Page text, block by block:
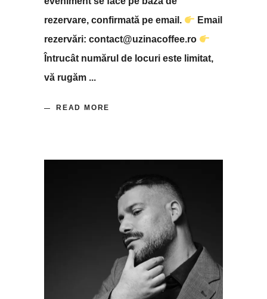
rezervare, confirmată pe email.
Email
rezervări: contact@uzinacoffee.ro
Întrucât numărul de locuri este limitat,
vă rugăm
READ MORE